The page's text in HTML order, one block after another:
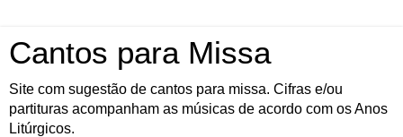
Cantos para Missa
Site com sugestão de cantos para missa. Cifras e/ou
partituras acompanham as músicas de acordo com os Anos
Litúrgicos.